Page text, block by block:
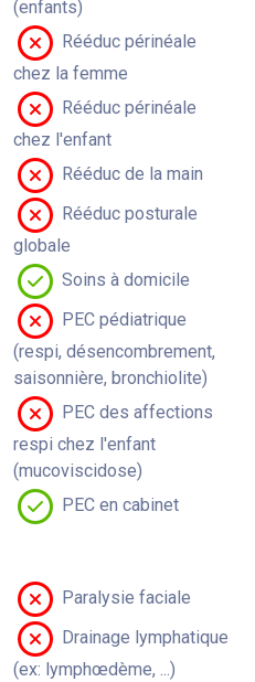
(enfants)
Rééduc périnéale
chez la femme
Rééduc périnéale
chez l'enfant
Rééduc de la main
Rééduc posturale
globale
Soins à domicile
PEC pédiatrique
(respi, désencombrement,
saisonnière, bronchiolite)
PEC des affections
respi chez l'enfant
(mucoviscidose)
PEC en cabinet
Paralysie faciale
Drainage lymphatique
(ex: lymphœdème, ...)